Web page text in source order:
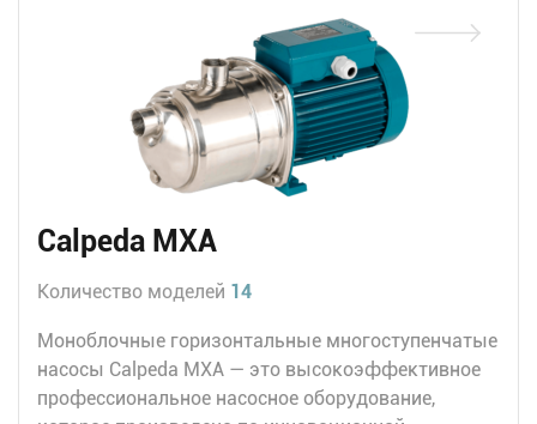
Calpeda MXA
Количество моделей 14
Моноблочные горизонтальные многоступенчатые
насосы Calpeda MXA — это высокоэффективное
профессиональное насосное оборудование,